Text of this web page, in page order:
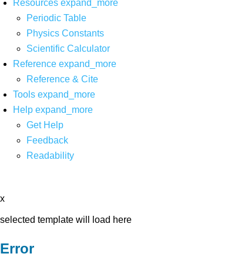
Resources expand_more
Periodic Table
Physics Constants
Scientific Calculator
Reference expand_more
Reference & Cite
Tools expand_more
Help expand_more
Get Help
Feedback
Readability
x
selected template will load here
Error